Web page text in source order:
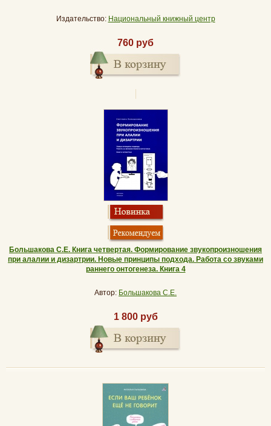
Издательство: Национальный книжный центр
760 руб
Большакова С.Е. Книга четвертая. Формирование звукопроизношения
при алалии и дизартрии. Новые принципы подхода. Работа со звуками
раннего онтогенеза. Книга 4
Автор: Большакова С.Е.
1 800 руб